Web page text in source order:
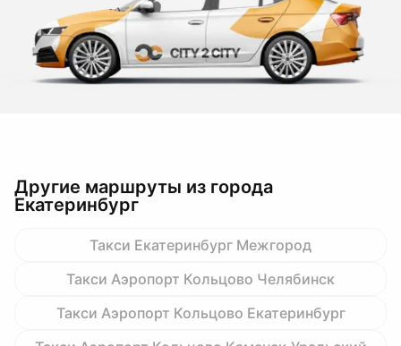
Другие маршруты из города
Екатеринбург
Такси Екатеринбург Межгород
Такси Аэропорт Кольцово Челябинск
Такси Аэропорт Кольцово Екатеринбург